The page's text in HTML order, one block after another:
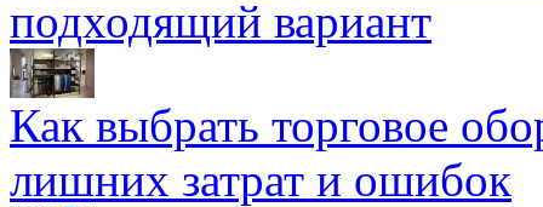
подходящий вариант
Как выбрать торговое
лишних затрат и ошибок